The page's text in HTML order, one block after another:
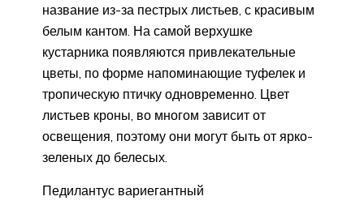
название из-за пестрых листьев, с красивым
белым кантом. На самой верхушке
кустарника появляются привлекательные
цветы, по форме напоминающие туфелек и
тропическую птичку одновременно. Цвет
листьев кроны, во многом зависит от
освещения, поэтому они могут быть от ярко-
зеленых до белесых.
Педилантус вариегантный